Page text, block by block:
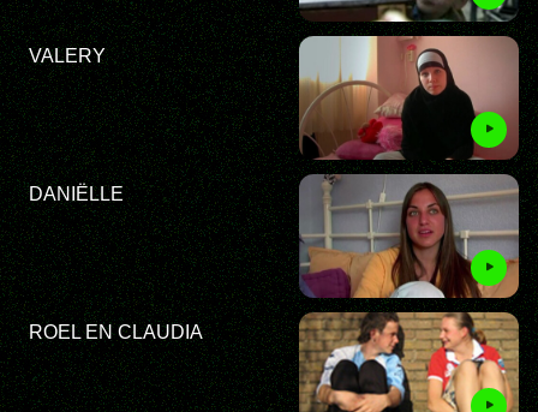
VALERY
DANIËLLE
ROEL EN CLAUDIA